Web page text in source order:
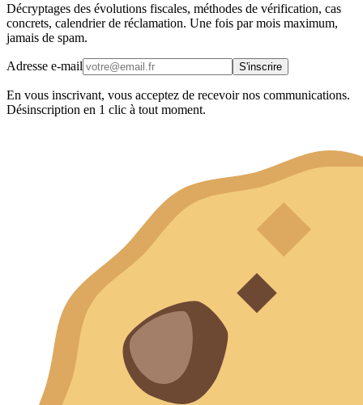
Décryptages des évolutions fiscales, méthodes de vérification, cas
concrets, calendrier de réclamation. Une fois par mois maximum,
jamais de spam.
Adresse e-mail S'inscrire
En vous inscrivant, vous acceptez de recevoir nos communications.
Désinscription en 1 clic à tout moment.